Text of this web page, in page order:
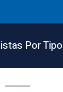
Por Tipo